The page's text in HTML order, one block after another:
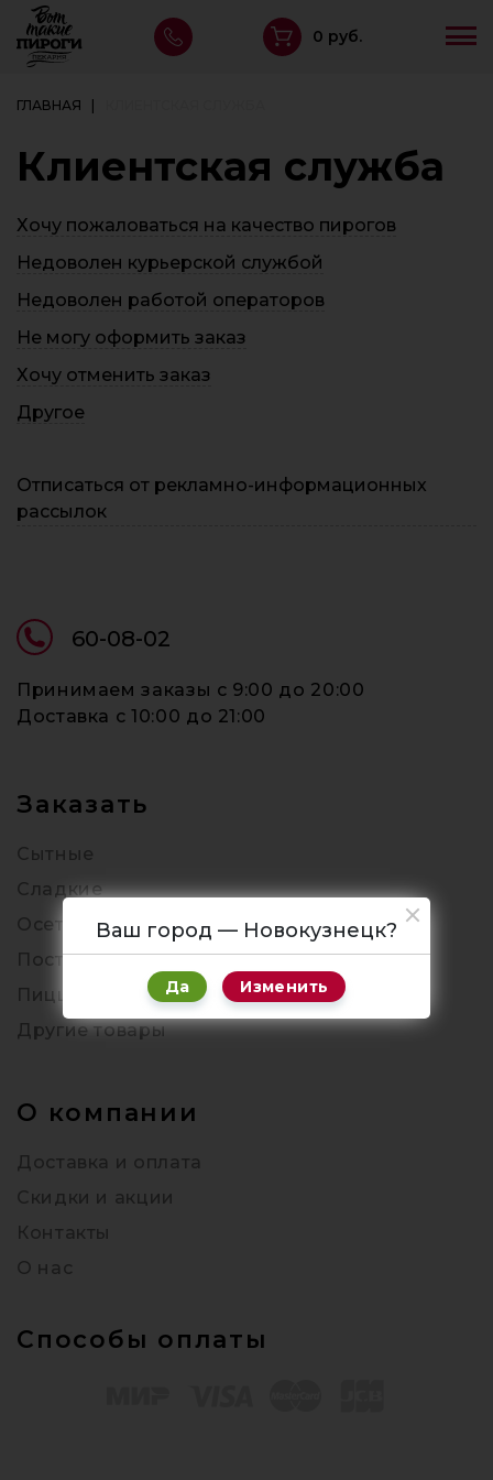
0 руб.
ГЛАВНАЯ
Клиентская служба
Хочу пожаловаться на качество пирогов
Недоволен курьерской службой
Недоволен работой операторов
Не могу оформить заказ
Хочу отменить заказ
Другое
Отписаться от рекламно-информационных
рассылок
60-08-02
Принимаем заказы c 9:00 до 20:00
Доставка c 10:00 до 21:00
Заказать
Сытные
Сладкие
Осетинские
Постные
Пицца
Другие товары
О компании
Доставка и оплата
Скидки и акции
Контакты
О нас
Способы оплаты
Ваш город — Новокузнецк?
Да Изменить